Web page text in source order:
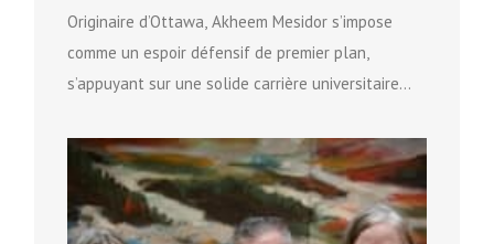
Originaire d’Ottawa, Akheem Mesidor s’impose
comme un espoir défensif de premier plan,
s’appuyant sur une solide carrière universitaire